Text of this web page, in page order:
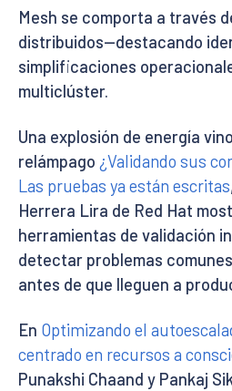
Mesh se comporta a través
distribuidos—destacando
simplificaciones
multiclúster.
Una explosión de energía
relámpago ¿Validando sus
Las pruebas ya están escritas
Herrera Lira de Red Hat
herramientas de validación
detectar problemas
antes de que lleguen a
En Optimizando el
centrado en recursos a
Punakshi Chaand y Pankaj